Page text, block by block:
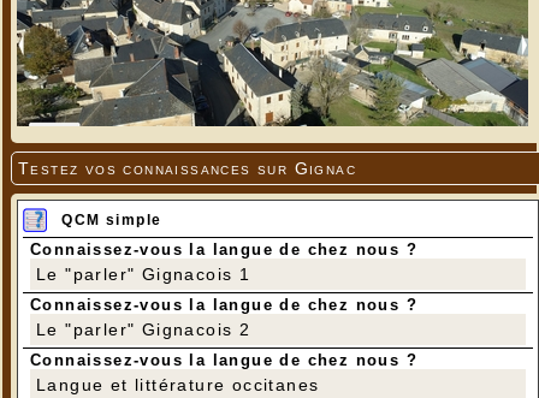
Testez vos connaissances sur Gignac
QCM simple
Connaissez-vous la langue de chez nous ?
Le "parler" Gignacois 1
Connaissez-vous la langue de chez nous ?
Le "parler" Gignacois 2
Connaissez-vous la langue de chez nous ?
Langue et littérature occitanes